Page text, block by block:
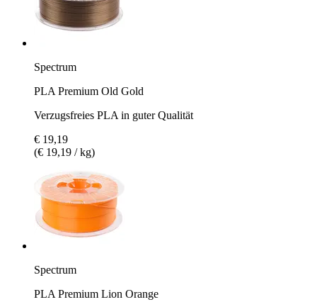
Spectrum
PLA Premium Old Gold
Verzugsfreies PLA in guter Qualität
€ 19,19
(€ 19,19 / kg)
Spectrum
PLA Premium Lion Orange